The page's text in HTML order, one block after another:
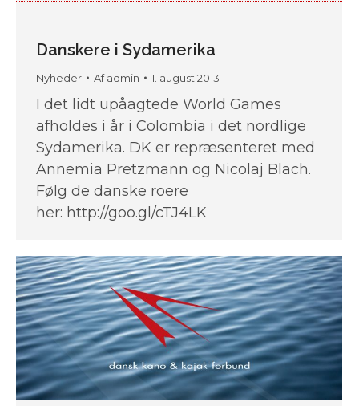
Danskere i Sydamerika
Nyheder Afadmin 1. august 2013
I det lidt upåagtede World Games
afholdes i år i Colombia i det nordlige
Sydamerika. DK er repræsenteret med
Annemia Pretzmann og Nicolaj Blach.
Følg de danske roere
her: http://goo.gl/cTJ4LK